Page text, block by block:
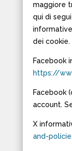
maggiore
qui di
dei cookie.
Facebook
https://
Facebook
account.
X
and-